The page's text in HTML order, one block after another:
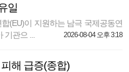
일
(EU)이 지원하는 남극 국제공동연
관으 ...
2026-08-04 오후 3:18
해 급증(종합)